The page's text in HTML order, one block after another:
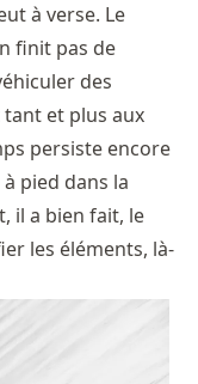
à verse. Le
finit pas de
des
tant et plus aux
persiste encore
pied dans la
il a bien fait, le
les éléments, là-